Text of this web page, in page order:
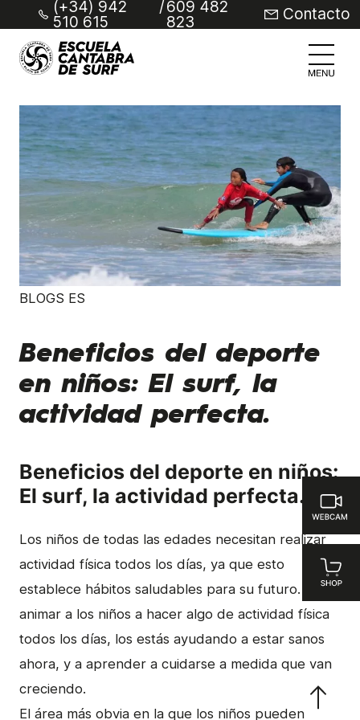
(+34) 942
510 615
/609 482
823 Contacto
BLOGS ES
Beneficios del deporte
en niños: El surf, la
actividad perfecta.
Beneficios del deporte en niños:
El surf, la actividad perfecta.
Los niños de todas las edades necesitan realizar
actividad física todos los días, ya que esto
establece hábitos saludables para su futuro. Al
animar a los niños a hacer algo de ​actividad física
todos los días​, los estás ayudando a estar sanos
ahora, y a aprender a cuidarse a medida que van
creciendo.
El área más obvia en la que los niños pueden